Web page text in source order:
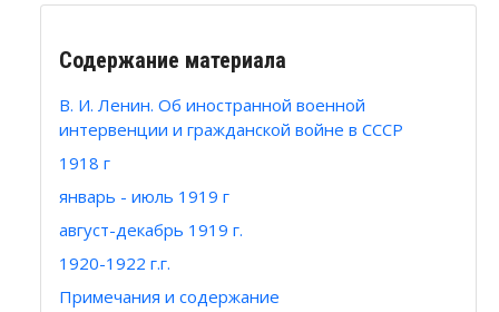
Содержание материала
В. И. Ленин. Об иностранной военной
интервенции и гражданской войне в СССР
1918 г
январь - июль 1919 г
август-декабрь 1919 г.
1920-1922 г.г.
Примечания и содержание